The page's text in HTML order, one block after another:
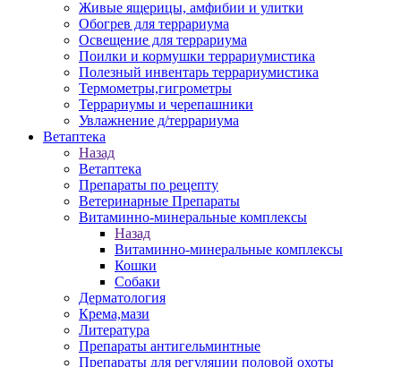
Живые ящерицы, амфибии и улитки
Обогрев для террариума
Освещение для террариума
Поилки и кормушки террариумистика
Полезный инвентарь террариумистика
Термометры,гигрометры
Террариумы и черепашники
Увлажнение д/террариума
Ветаптека
Назад
Ветаптека
Препараты по рецепту
Ветеринарные Препараты
Витаминно-минеральные комплексы
Назад
Витаминно-минеральные комплексы
Кошки
Собаки
Дерматология
Крема,мази
Литература
Препараты антигельминтные
Препараты для регуляции половой охоты